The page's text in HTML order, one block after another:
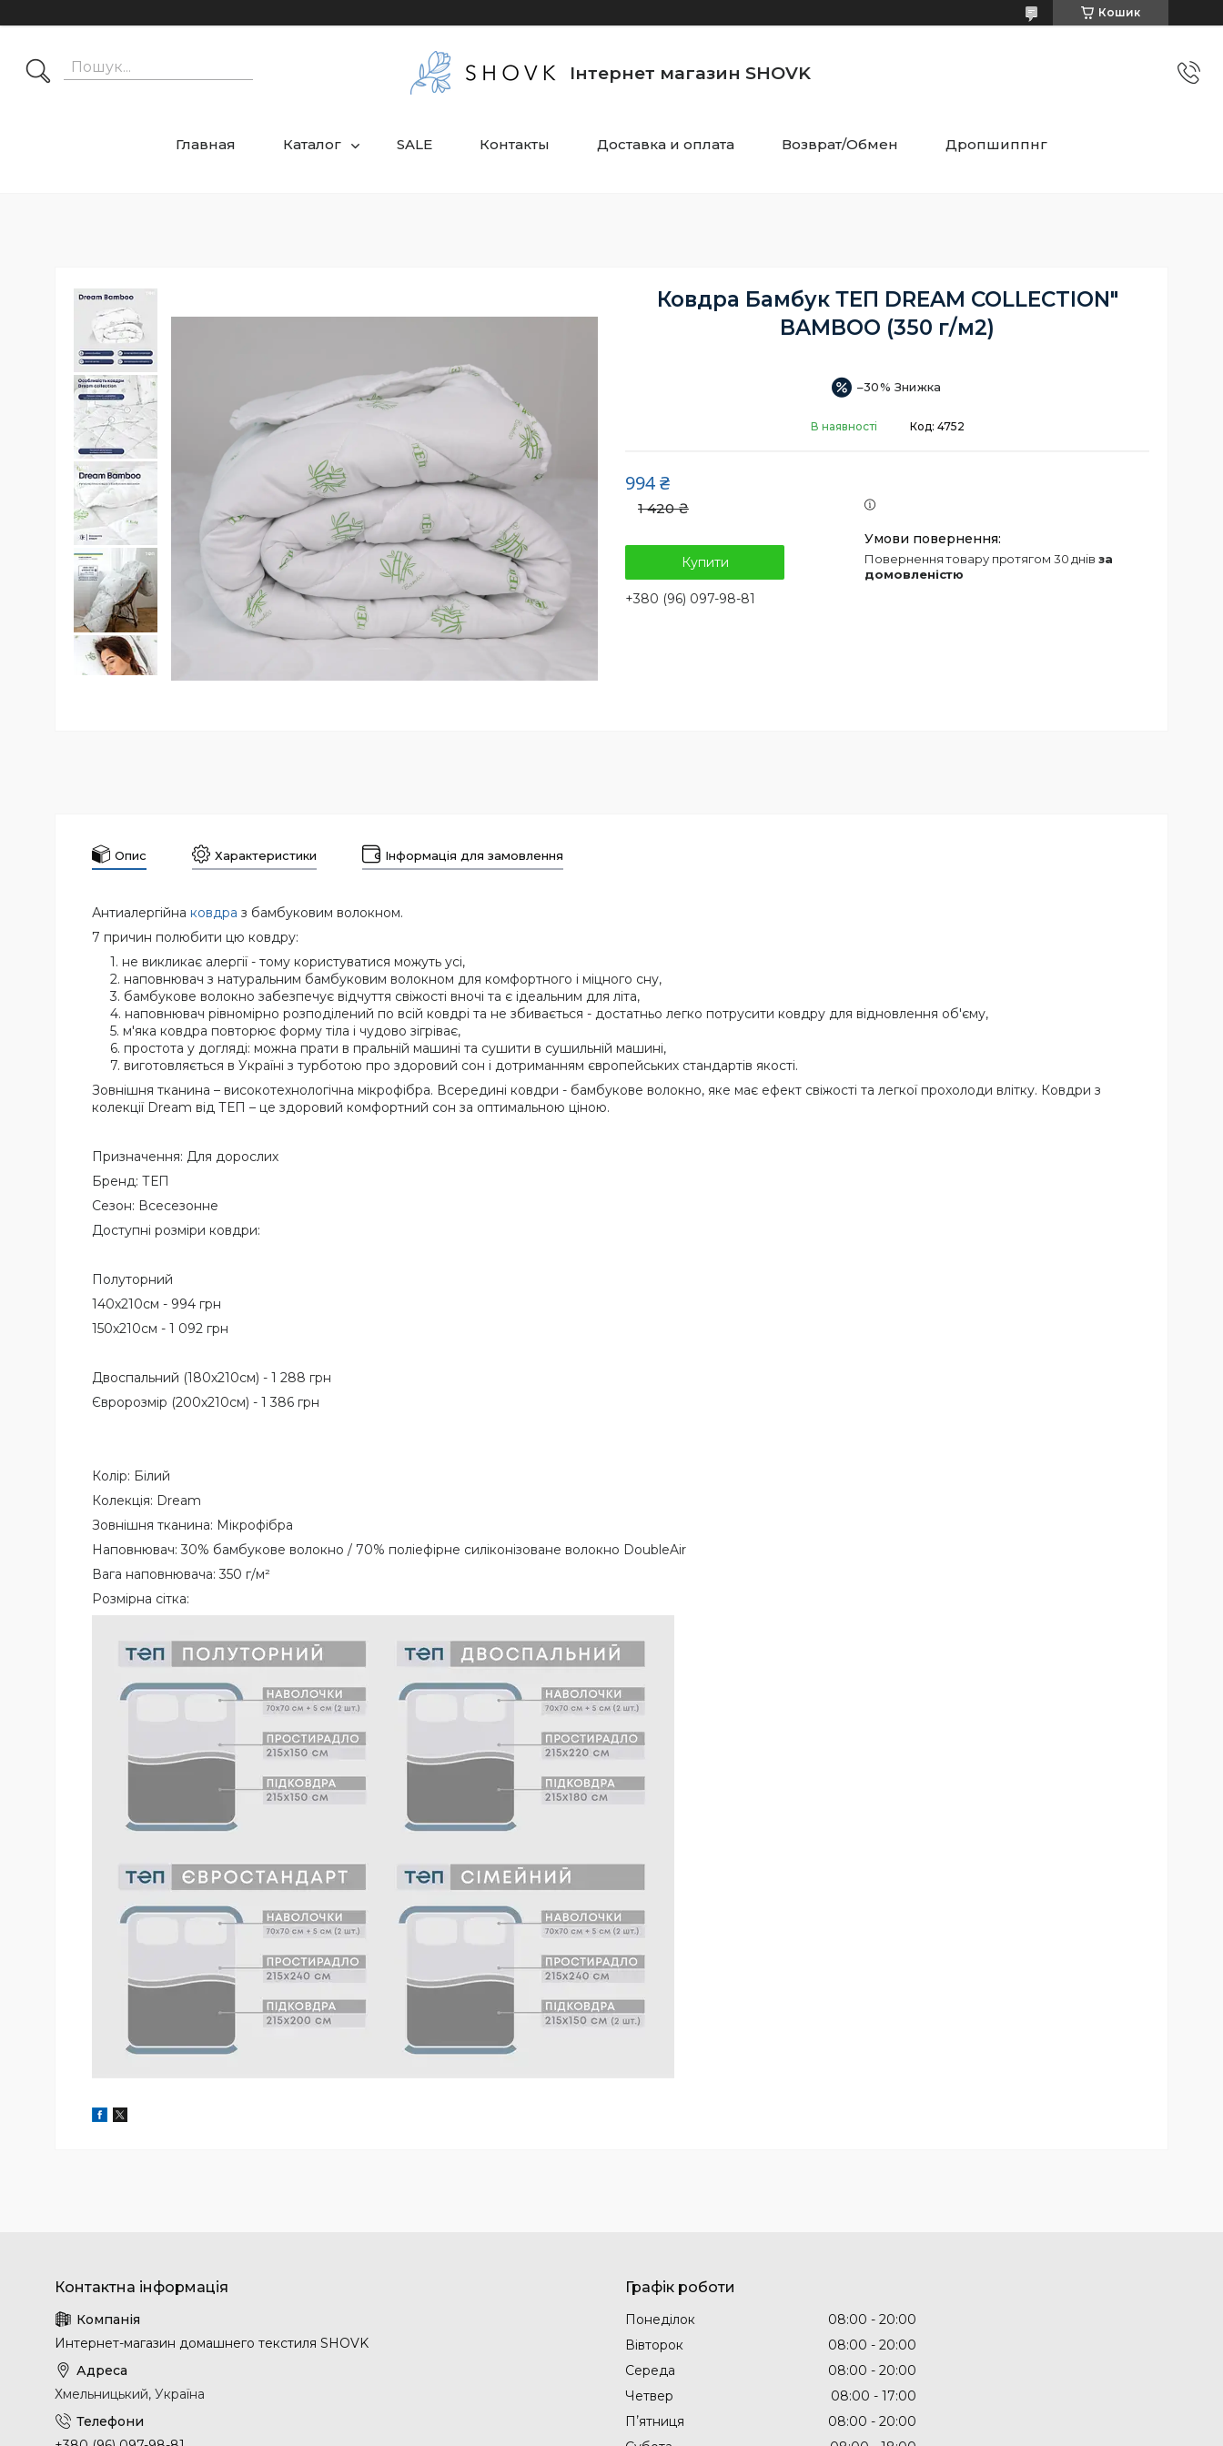
Кошик
Інтернет магазин SHOVK
Главная Каталог SALE Контакты Доставка и оплата Возврат/Обмен Дропшиппнг
Ковдра Бамбук ТЕП DREAM COLLECTION"
BAMBOO (350 г/м2)
–30%
В наявності Код: 4752
1 420 ₴
994 ₴
Купити
+380 (96) 097-98-81
повернення товару протягом 30 днів за
домовленістю
Опис Характеристики Інформація для замовлення
Антиалергійна ковдра з бамбуковим волокном.
7 причин полюбити цю ковдру:
не викликає алергії - тому користуватися можуть усі,
наповнювач з натуральним бамбуковим волокном для комфортного і міцного сну,
бамбукове волокно забезпечує відчуття свіжості вночі та є ідеальним для літа,
наповнювач рівномірно розподілений по всій ковдрі та не збивається - достатньо легко потрусити ковдру для відновлення об'єму,
м'яка ковдра повторює форму тіла і чудово зігріває,
простота у догляді: можна прати в пральній машині та сушити в сушильній машині,
виготовляється в Україні з турботою про здоровий сон і дотриманням європейських стандартів якості.
Зовнішня тканина – високотехнологічна мікрофібра. Всередині ковдри - бамбукове волокно, яке має ефект свіжості та легкої прохолоди влітку. Ковдри з
колекції Dream від ТЕП – це здоровий комфортний сон за оптимальною ціною.
Призначення: Для дорослих
Бренд: ТЕП
Сезон: Всесезонне
Доступні розміри ковдри:
Полуторний
140х210см - 994 грн
150x210см - 1 092 грн
Двоспальний (180х210см) - 1 288 грн
Євророзмір (200х210см) - 1 386 грн
Колір: Білий
Колекція: Dream
Зовнішня тканина: Мікрофібра
Наповнювач: 30% бамбукове волокно / 70% поліефірне силіконізоване волокно DoubleAir
Вага наповнювача: 350 г/м²
Розмірна сітка:
Интернет-магазин домашнего текстиля SHOVK
Хмельницький, Україна
Графік роботи
Понеділок 08:00
20:00
Вівторок
08:00
20:00
Середа
08:00
20:00
Четвер
08:00
17:00
Пʼятниця
08:00
20:00